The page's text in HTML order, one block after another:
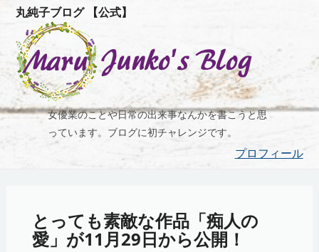
丸純子ブログ 【公式】
女優業のことや日常の出来事なんかを書こうと思
っています。ブログに初チャレンジです。
プロフィール
とっても素敵な作品「痴人の
愛」が11月29日から公開！